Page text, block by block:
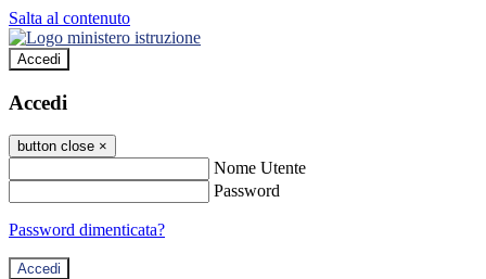
Salta al contenuto
Accedi
Accedi
button close ×
Nome Utente
Password
Password dimenticata?